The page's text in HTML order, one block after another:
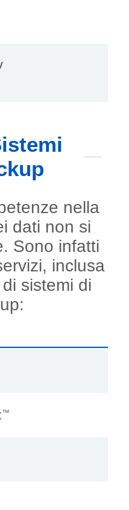
nella
dati non si
Sono infatti
inclusa
sistemi di
™